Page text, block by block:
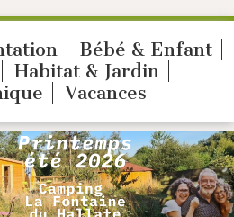
Bébé & Enfant
Habitat & Jardin
Vacances